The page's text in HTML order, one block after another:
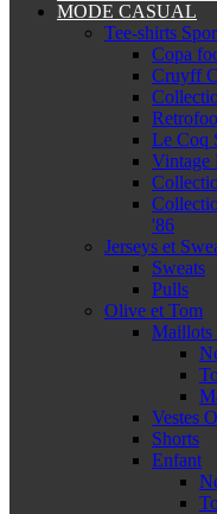
MODE CASUAL
Tee-shirts
Copa
Cruyff
Le Coq
Vintage
'86
Jerseys et
Sweats
Pulls
Olive et Tom
Maillots
Vestes
Shorts
Enfant